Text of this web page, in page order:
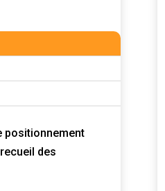
positionnement
des